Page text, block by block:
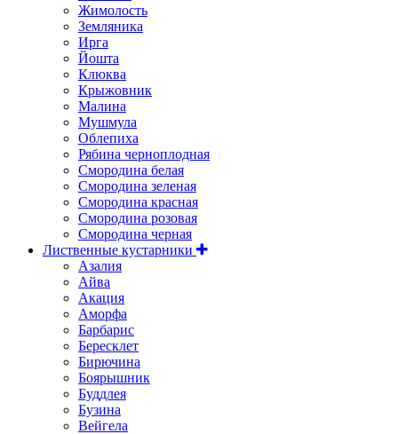
Жимолость
Земляника
Ирга
Йошта
Клюква
Крыжовник
Малина
Мушмула
Облепиха
Рябина черноплодная
Смородина белая
Смородина зеленая
Смородина красная
Смородина розовая
Смородина черная
Лиственные кустарники
Азалия
Айва
Акация
Аморфа
Барбарис
Бересклет
Бирючина
Боярышник
Буддлея
Бузина
Вейгела